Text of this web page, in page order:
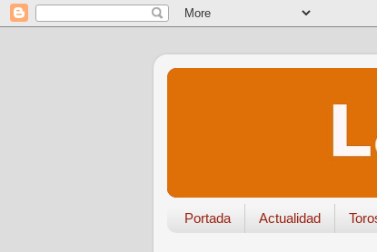
Portada Actualidad